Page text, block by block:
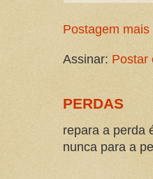
Postagem mais
Assinar: Postar
PERDAS
repara a perda
nunca para a